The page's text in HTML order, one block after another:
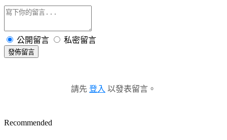
公開留言 私密留言
發佈留言
請先 登入 以發表留言。
Recommended